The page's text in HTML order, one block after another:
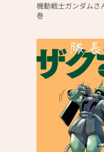
機動戦士ガンダム
巻